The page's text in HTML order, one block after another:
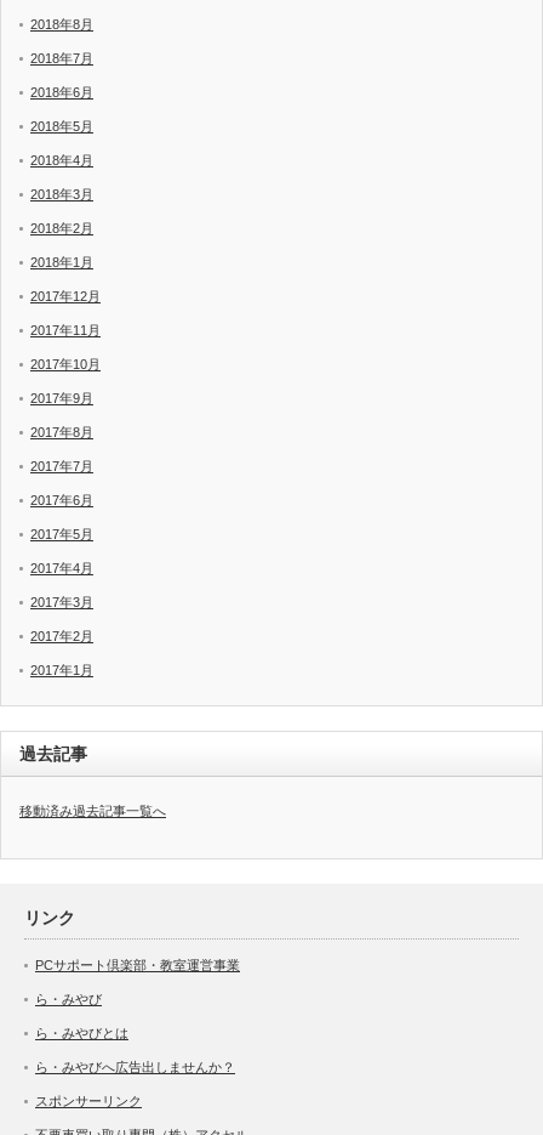
2018年8月
2018年7月
2018年6月
2018年5月
2018年4月
2018年3月
2018年2月
2018年1月
2017年12月
2017年11月
2017年10月
2017年9月
2017年8月
2017年7月
2017年6月
2017年5月
2017年4月
2017年3月
2017年2月
2017年1月
過去記事
移動済み過去記事一覧へ
リンク
PCサポート倶楽部・教室運営事業
ら・みやび
ら・みやびとは
ら・みやびへ広告出しませんか？
スポンサーリンク